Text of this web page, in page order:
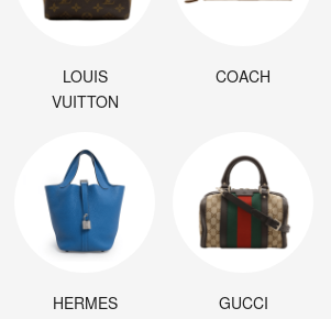
LOUIS
VUITTON
COACH
HERMES GUCCI